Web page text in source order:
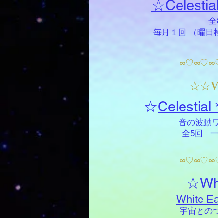
全
毎月１回 （曜日
☆☆
☆Celestial
音の波動
全5回
White
宇宙との